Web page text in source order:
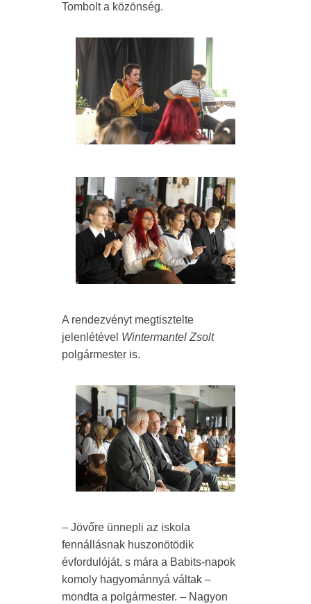
Tombolt a közönség.
A rendezvényt megtisztelte
jelenlétével Wintermantel Zsolt
polgármester is.
– Jövőre ünnepli az iskola
fennállásnak huszonötödik
évfordulóját, s mára a Babits-napok
komoly hagyománnyá váltak –
mondta a polgármester. – Nagyon